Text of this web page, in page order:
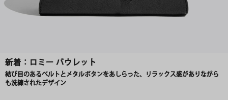
新着：ロミー バウレット
結び目のあるベルトとメタルボタンをあしらった、リラックス感がありながら
も洗練されたデザイン